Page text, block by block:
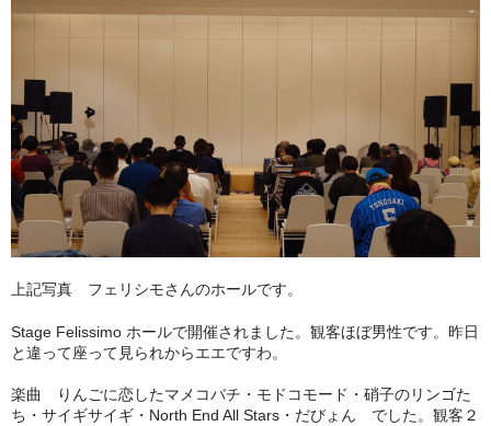
上記写真 フェリシモさんのホールです。
Stage Felissimo ホールで開催されました。観客ほぼ男性です。昨日
と違って座って見られからエエですわ。
楽曲 りんごに恋したマメコバチ・モドコモード・硝子のリンゴた
ち・サイギサイギ・North End All Stars・だびょん でした。観客２